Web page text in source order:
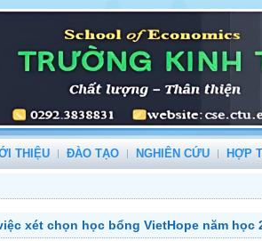
THIỆU ĐÀO TẠO NGHIÊN CỨU HỢP
xét chọn học bổng VietHope năm học